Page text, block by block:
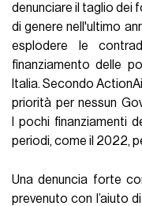
denunciare il taglio dei
di genere nell'ultimo
esplodere le
finanziamento delle
Italia. Secondo
priorità per nessun
I pochi finanziamenti
periodi, come il 2022,
Una denuncia forte
prevenuto con l’aiuto